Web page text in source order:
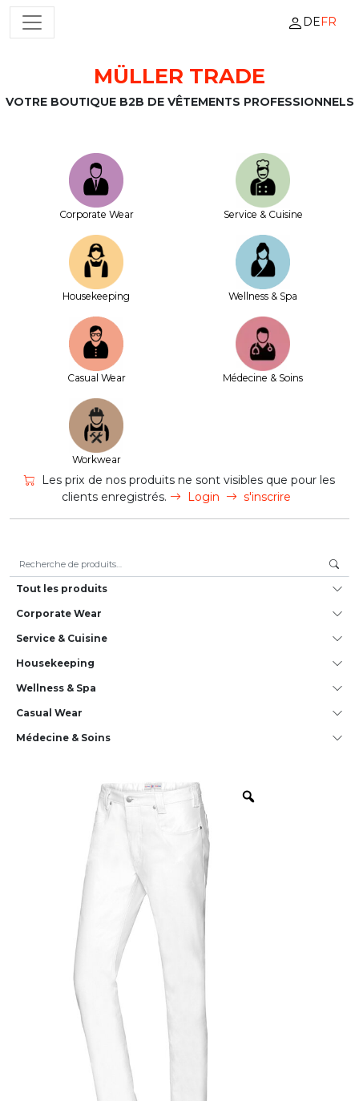
Passer au contenu
NAVIGATION PRINCIPALE DEFR
MÜLLER TRADE
VOTRE BOUTIQUE B2B DE VÊTEMENTS PROFESSIONNELS
Corporate Wear Service & Cuisine
House­keeping Wellness & Spa
Casual Wear Médecine & Soins
Workwear
Les prix de nos produits ne sont visibles que pour les
clients enregistrés.
Login s'inscrire
Tout les produits
Corporate Wear
Service & Cuisine
House­keeping
Wellness & Spa
Casual Wear
Médecine & Soins